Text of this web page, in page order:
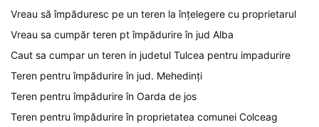
Vreau să împăduresc pe un teren la înțelegere cu proprietarul
Vreau sa cumpăr teren pt împădurire în jud Alba
Caut sa cumpar un teren in judetul Tulcea pentru impadurire
Teren pentru împădurire în jud. Mehedinți
Teren pentru împădurire în Oarda de jos
Teren pentru împădurire în proprietatea comunei Colceag